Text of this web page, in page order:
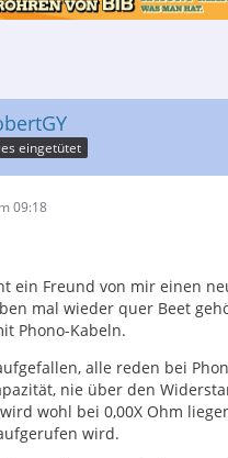
eingetütet
09:18
ein Freund von mir einen
mal wieder quer Beet
Phono-Kabeln.
alle reden bei
nie über den
wohl bei 0,00X Ohm
wird.